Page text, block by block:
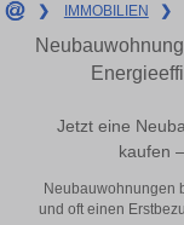
❯ IMMOBILIEN ❯
Jetzt eine
kaufen
Neubauwohnungen
und oft einen